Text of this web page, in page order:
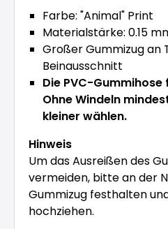
Farbe: "Animal" Print
Materialstärke: 0.15
Großer Gummizug an
Beinausschnitt
Die PVC-
Ohne Windeln
kleiner wählen.
Hinweis
Um das Ausreißen des
vermeiden, bitte an der
Gummizug festhalten
hochziehen.